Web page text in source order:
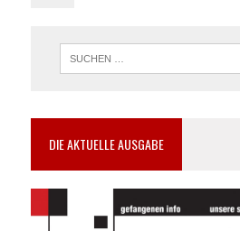
DIE AKTUELLE AUSGABE